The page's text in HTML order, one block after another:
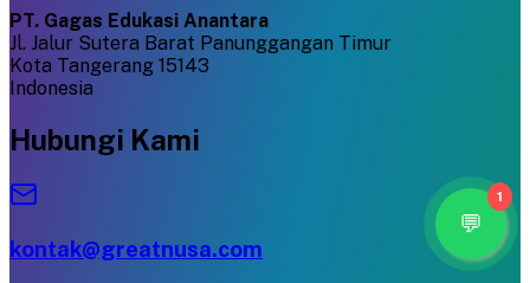
PT. Gagas Edukasi Anantara
Jl. Jalur Sutera Barat Panunggangan Timur
Kota Tangerang 15143
Indonesia
Hubungi Kami
kontak@greatnusa.com
1